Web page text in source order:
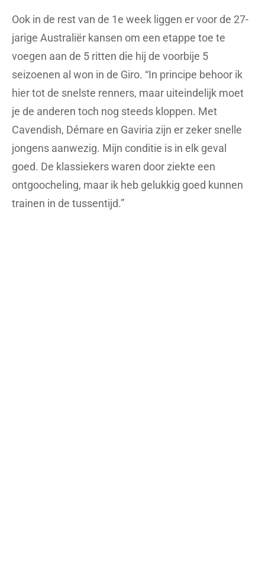
Ook in de rest van de 1e week liggen er voor de 27-
jarige Australiër kansen om een etappe toe te
voegen aan de 5 ritten die hij de voorbije 5
seizoenen al won in de Giro. “In principe behoor ik
hier tot de snelste renners, maar uiteindelijk moet
je de anderen toch nog steeds kloppen. Met
Cavendish, Démare en Gaviria zijn er zeker snelle
jongens aanwezig. Mijn conditie is in elk geval
goed. De klassiekers waren door ziekte een
ontgoocheling, maar ik heb gelukkig goed kunnen
trainen in de tussentijd.”